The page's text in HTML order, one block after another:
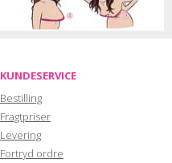
KUNDESERVICE
Bestilling
Fragtpriser
Levering
Fortryd ordre